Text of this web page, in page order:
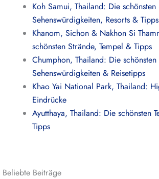
Koh Samui, Thailand: Die schönsten
Sehenswürdigkeiten, Resorts & Tipps
Khanom, Sichon & Nakhon Si
schönsten Strände, Tempel & Tipps
Chumphon, Thailand: Die schönsten
Sehenswürdigkeiten & Reisetipps
Khao Yai National Park, Thailand:
Eindrücke
Ayutthaya, Thailand: Die schönsten
Tipps
Beliebte Beiträge